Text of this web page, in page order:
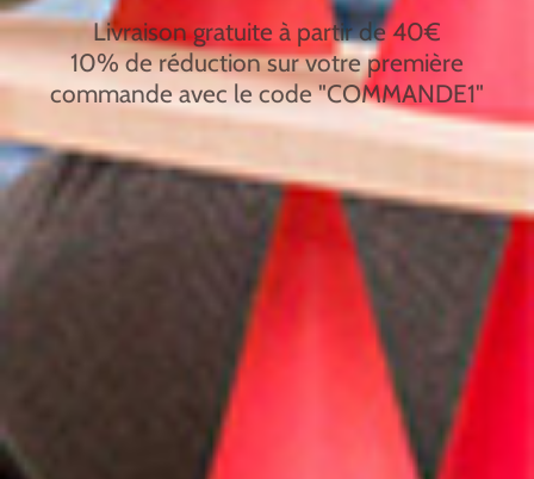
Livraison gratuite à partir de 40€
10% de réduction sur votre première
commande avec le code "COMMANDE1"